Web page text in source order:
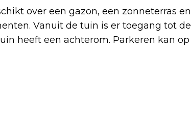
over een gazon, een zonneterras en
Vanuit de tuin is er toegang tot de
heeft een achterom. Parkeren kan op